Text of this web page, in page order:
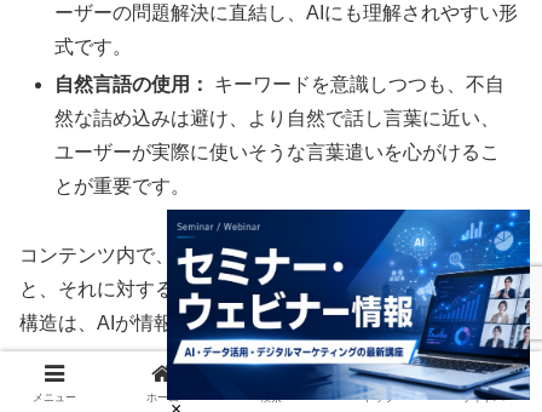
ーザーの問題解決に直結し、AIにも理解されやすい形
式です。
自然言語の使用：
キーワードを意識しつつも、不自
然な詰め込みは避け、より自然で話し言葉に近い、
ユーザーが実際に使いそうな言葉遣いを心がけるこ
とが重要です。
コンテンツ内で、明確な質問（見出しHタグなどで示す）
と、それに対する簡潔で直接的な回答をセットで提示する
構造は、AIが情報を抽出しやすいため特に効果的です。
AIが理解しやすいコンテンツ構造化
メニュー ホーム 検索 トップ サイドバー